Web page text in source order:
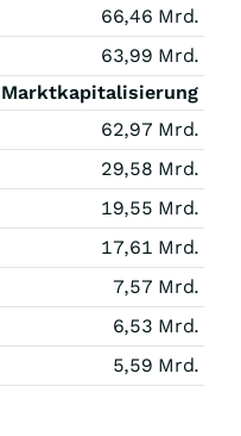
66,46 Mrd.
63,99 Mrd.
Marktkapitalisierung
62,97 Mrd.
29,58 Mrd.
19,55 Mrd.
17,61 Mrd.
7,57 Mrd.
6,53 Mrd.
5,59 Mrd.